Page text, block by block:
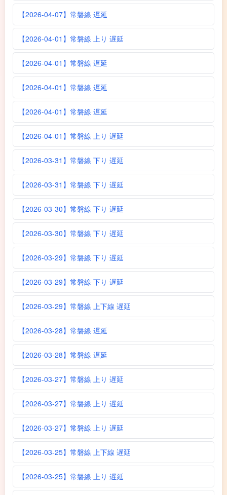
【2026-04-07】常磐線 遅延
【2026-04-01】常磐線 上り 遅延
【2026-04-01】常磐線 遅延
【2026-04-01】常磐線 遅延
【2026-04-01】常磐線 遅延
【2026-04-01】常磐線 上り 遅延
【2026-03-31】常磐線 下り 遅延
【2026-03-31】常磐線 下り 遅延
【2026-03-30】常磐線 下り 遅延
【2026-03-30】常磐線 下り 遅延
【2026-03-29】常磐線 下り 遅延
【2026-03-29】常磐線 下り 遅延
【2026-03-29】常磐線 上下線 遅延
【2026-03-28】常磐線 遅延
【2026-03-28】常磐線 遅延
【2026-03-27】常磐線 上り 遅延
【2026-03-27】常磐線 上り 遅延
【2026-03-27】常磐線 上り 遅延
【2026-03-25】常磐線 上下線 遅延
【2026-03-25】常磐線 上り 遅延